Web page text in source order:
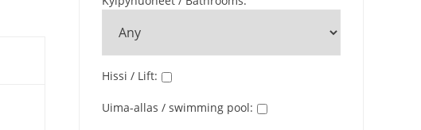
Hissi / Lift:
Uima-allas / swimming pool: